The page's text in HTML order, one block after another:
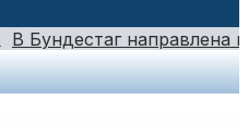
В Бундестаг направлена